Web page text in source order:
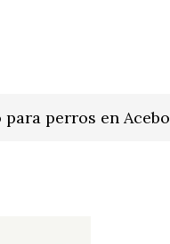
para perros en Acebo